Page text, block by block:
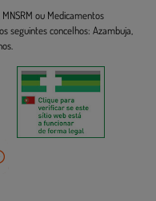
ou Medicamentos
seguintes concelhos: Azambuja,